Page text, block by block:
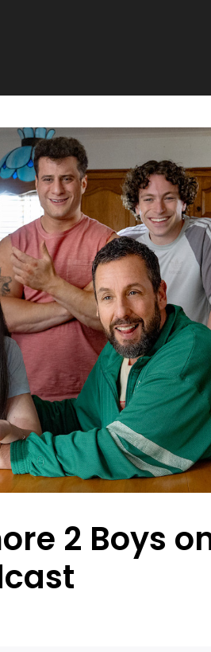
2 Boys